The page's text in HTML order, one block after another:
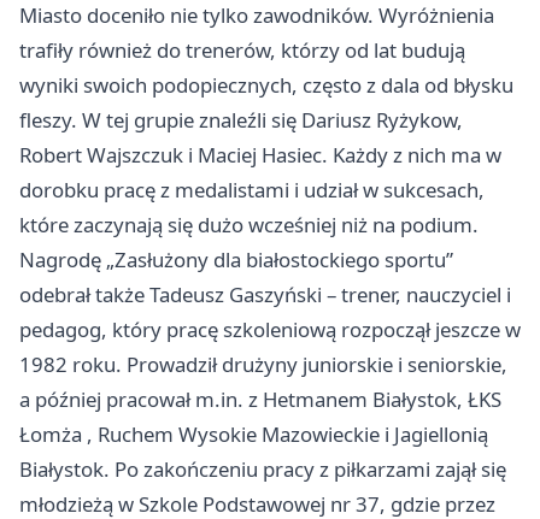
Miasto doceniło nie tylko zawodników. Wyróżnienia
trafiły również do trenerów, którzy od lat budują
wyniki swoich podopiecznych, często z dala od błysku
fleszy. W tej grupie znaleźli się Dariusz Ryżykow,
Robert Wajszczuk i Maciej Hasiec. Każdy z nich ma w
dorobku pracę z medalistami i udział w sukcesach,
które zaczynają się dużo wcześniej niż na podium.
Nagrodę „Zasłużony dla białostockiego sportu”
odebrał także Tadeusz Gaszyński – trener, nauczyciel i
pedagog, który pracę szkoleniową rozpoczął jeszcze w
1982 roku. Prowadził drużyny juniorskie i seniorskie,
a później pracował m.in. z Hetmanem Białystok, ŁKS
Łomża , Ruchem Wysokie Mazowieckie i Jagiellonią
Białystok. Po zakończeniu pracy z piłkarzami zajął się
młodzieżą w Szkole Podstawowej nr 37, gdzie przez